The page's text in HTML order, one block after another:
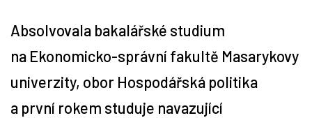
Studium
Rady
Reality show
Absolvovala bakalářské studium
na Ekonomicko-správní fakultě Masarykovy
univerzity, obor Hospodářská politika
a první rokem studuje navazující